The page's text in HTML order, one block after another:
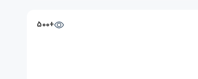
+500